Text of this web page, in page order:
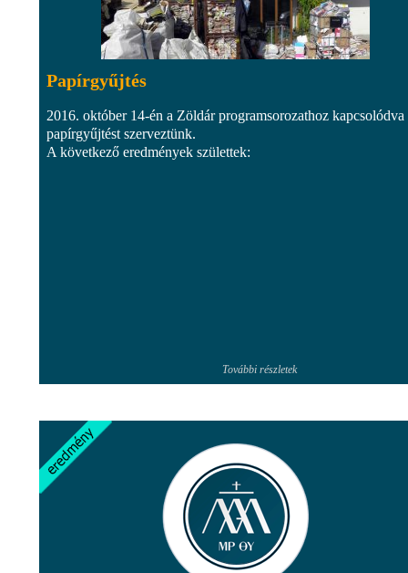
Papírgyűjtés
2016. október 14-én a Zöldár programsorozathoz kapcsolódva
papírgyűjtést szerveztünk.
A következő eredmények születtek:
További részletek